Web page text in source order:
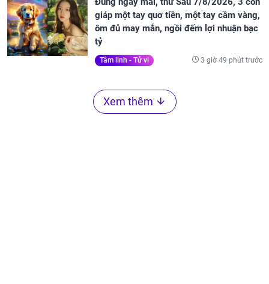
giáp một tay quơ tiền, một tay cầm vàng,
ôm đủ may mắn, ngồi đếm lợi nhuận bạc
tỷ
Tâm linh - Tử vi 3 giờ 49 phút trước
Xem thêm